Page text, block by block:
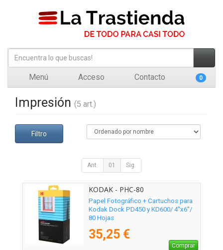
Menú Acceso Contacto 0
Impresión (5 art.)
Filtro
Ant. 01 Sig.
KODAK - PHC-80
Papel Fotográfico + Cartuchos para
Kodak Dock PD450 y KD600/ 4"x6"/
80 Hojas
35,25 €
Comprar